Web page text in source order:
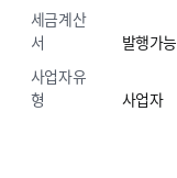
세금계산
서
발행가능
사업자유
형
사업자